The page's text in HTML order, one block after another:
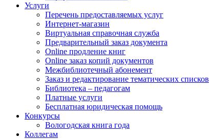
Услуги
Перечень предоставляемых услуг
Интернет-магазин
Виртуальная справочная служба
Предварительный заказ документа
Online продление книг
Online заказ копий документов
Межбиблиотечный абонемент
Заказ и редактирование тематических списков
Библиотека – педагогам
Платные услуги
Бесплатная юридическая помощь
Конкурсы
Вологодская книга года
Коллегам